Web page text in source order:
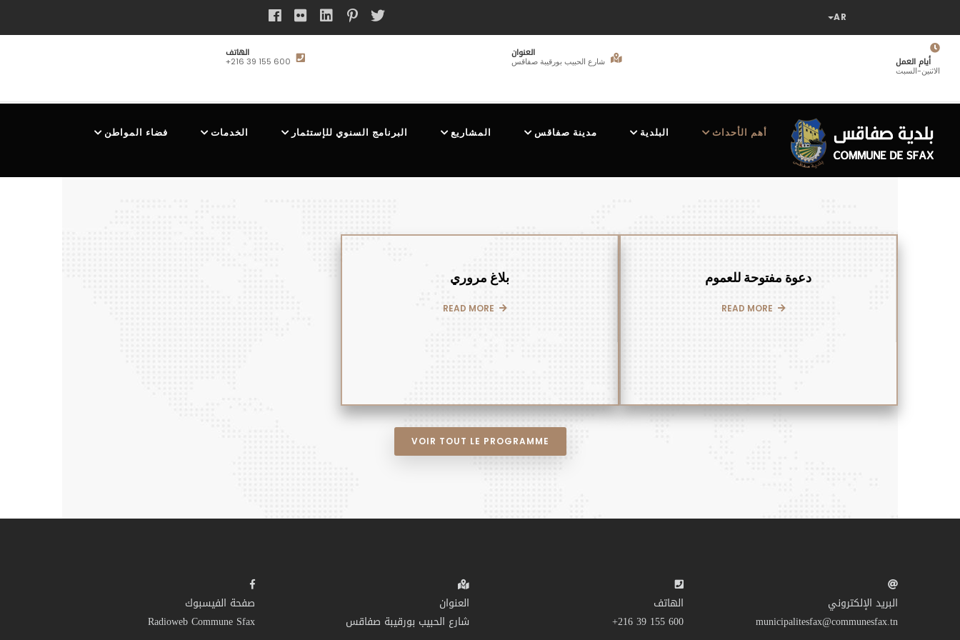
المحتوى
الرئيسيأيام العمل
الاثنين-السبت
العنوان
شارع الحبيب بورقيبة صفاقس
الهاتف
+216 39 155 600
NAVIGATION
أهم الأحداث البلدية مدينة صفاقس المشاريع البرنامج السنوي للإستثمار الخدمات فضاء المواطن
دعوة مفتوحة للعموم
READ MORE
بلاغ مروري
READ MORE
VOIR TOUT LE PROGRAMME
صفحة الفيسبوك
Radioweb Commune Sfax
العنوان
شارع الحبيب بورقيبة صفاقس
الهاتف
600 155 39 216+
البريد الإلكتروني
municipalitesfax@communesfax.tn